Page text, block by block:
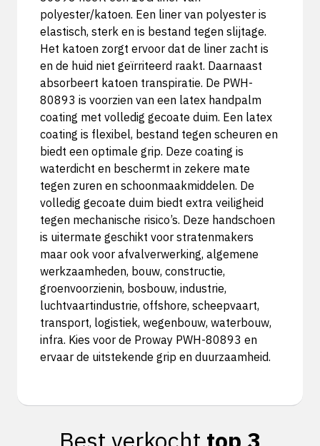
polyester/katoen. Een liner van polyester is
elastisch, sterk en is bestand tegen slijtage.
Het katoen zorgt ervoor dat de liner zacht is
en de huid niet geïrriteerd raakt. Daarnaast
absorbeert katoen transpiratie. De PWH-
80893 is voorzien van een latex handpalm
coating met volledig gecoate duim. Een latex
coating is flexibel, bestand tegen scheuren en
biedt een optimale grip. Deze coating is
waterdicht en beschermt in zekere mate
tegen zuren en schoonmaakmiddelen. De
volledig gecoate duim biedt extra veiligheid
tegen mechanische risico’s. Deze handschoen
is uitermate geschikt voor stratenmakers
maar ook voor afvalverwerking, algemene
werkzaamheden, bouw, constructie,
groenvoorzienin, bosbouw, industrie,
luchtvaartindustrie, offshore, scheepvaart,
transport, logistiek, wegenbouw, waterbouw,
infra. Kies voor de Proway PWH-80893 en
ervaar de uitstekende grip en duurzaamheid.